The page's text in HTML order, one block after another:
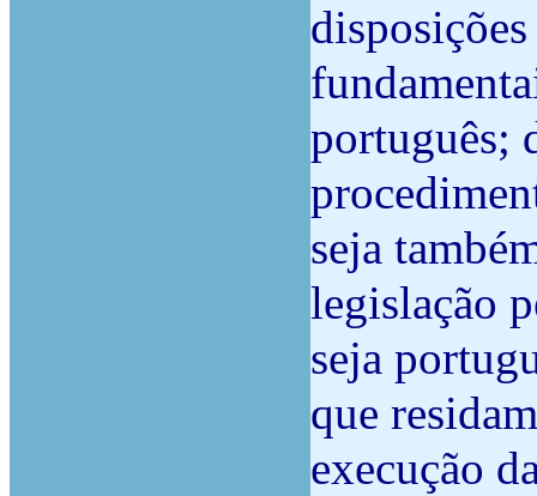
português;
seja
legislação
seja
que
execução